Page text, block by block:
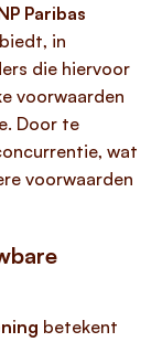
Paribas
in
die hiervoor
voorwaarden
Door te
wat
voorwaarden
betekent